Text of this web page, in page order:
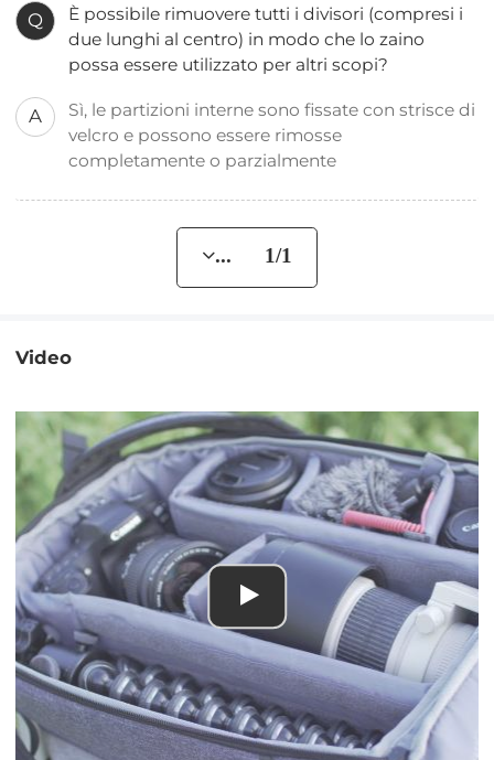
Q
È possibile rimuovere tutti i divisori (compresi i
due lunghi al centro) in modo che lo zaino
possa essere utilizzato per altri scopi?
A
Sì, le partizioni interne sono fissate con strisce di
velcro e possono essere rimosse
completamente o parzialmente
... 1/1
Video